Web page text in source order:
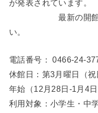
が発表されてい
最新の開館時間
い。
電話番号： 0466-24-
休館日：第3月曜日（
年始（12月28日-1月4日
利用対象：小学生・中